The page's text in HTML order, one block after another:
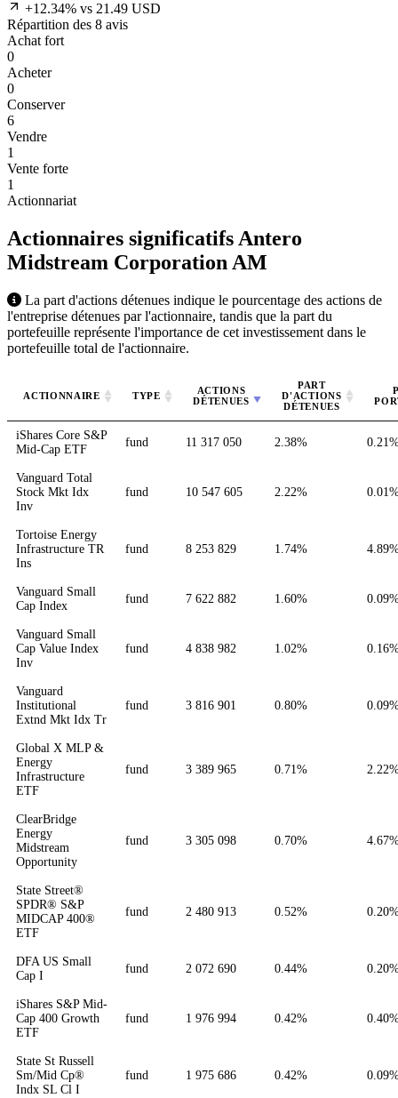
+12.34% vs 21.49 USD
Répartition des 8 avis
Achat fort
0
Acheter
0
Conserver
6
Vendre
1
Vente forte
1
Actionnariat
Actionnaires significatifs Antero
Midstream CorporationAM
La part d'actions détenues indique le pourcentage des actions de
l'entreprise détenues par l'actionnaire, tandis que la part du
portefeuille représente l'importance de cet investissement dans le
portefeuille total de l'actionnaire.
ACTIONNAIRE TYPE
ACTIONS
DÉTENUES
PART
D'ACTIONS
DÉTENUES
iShares Core S&P
Mid-Cap ETF
fund 11 317 050 2.38%
Vanguard Total
Stock Mkt Idx
Inv
fund 10 547 605 2.22%
Tortoise Energy
Infrastructure TR
Ins
fund 8 253 829 1.74%
Vanguard Small
Cap Index
fund 7 622 882 1.60%
Vanguard Small
Cap Value Index
Inv
fund 4 838 982 1.02%
Vanguard
Institutional
Extnd Mkt Idx Tr
fund 3 816 901 0.80%
Global X MLP &
Energy
Infrastructure
ETF
fund 3 389 965 0.71%
ClearBridge
Energy
Midstream
Opportunity
fund 3 305 098 0.70%
State Street®
SPDR® S&P
MIDCAP 400®
ETF
fund 2 480 913 0.52%
DFA US Small
Cap I
fund 2 072 690 0.44%
iShares S&P Mid-
Cap 400 Growth
ETF
fund 1 976 994 0.42%
State St Russell
Sm/Mid Cp®
Indx SL Cl I
fund 1 975 686 0.42%